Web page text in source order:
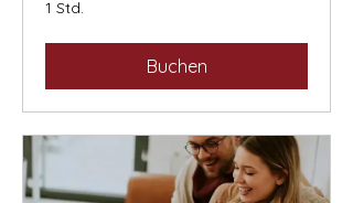
1 Std.
Buchen